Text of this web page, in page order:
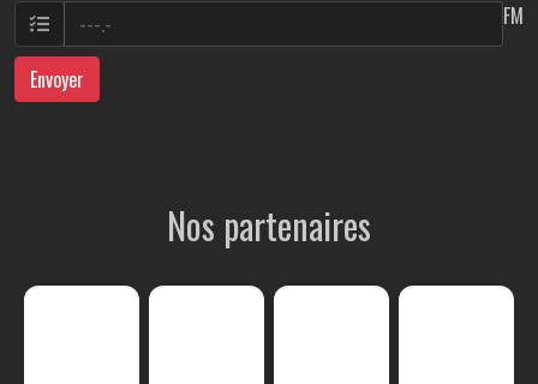
FM
Envoyer
Nos partenaires